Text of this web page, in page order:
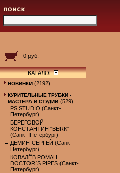
0 руб.
КАТАЛОГ
НОВИНКИ (2192)
КУРИТЕЛЬНЫЕ ТРУБКИ -
МАСТЕРА И СТУДИИ (529)
PS STUDIO (Санкт-
Петербург)
БЕРЕГОВОЙ
КОНСТАНТИН "BERK"
(Санкт-Петербург)
ДЁМИН СЕРГЕЙ (Санкт-
Петербург)
КОВАЛЁВ РОМАН
DOCTOR`S PIPES (Санкт-
Петербург)